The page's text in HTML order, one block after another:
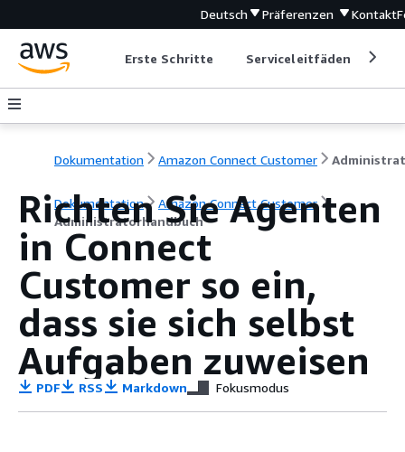
Deutsch Präferenzen Kontakt
Erste Schritte Serviceleitfäden
Dokumentation Amazon Connect Customer
Dokumentation
Amazon Connect Customer
Administratorhandbuch
Richten Sie Agenten
in Connect
Customer so ein,
dass sie sich selbst
Aufgaben zuweisen
PDF RSS Markdown Fokusmodus